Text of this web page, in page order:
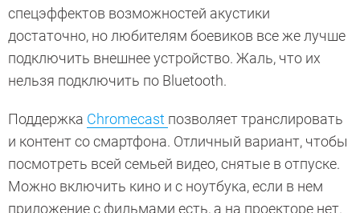
спецэффектов возможностей акустики
достаточно, но любителям боевиков все же лучше
подключить внешнее устройство. Жаль, что их
нельзя подключить по Bluetooth.
Поддержка Chromecast позволяет транслировать
и контент со смартфона. Отличный вариант, чтобы
посмотреть всей семьей видео, снятые в отпуске.
Можно включить кино и с ноутбука, если в нем
приложение с фильмами есть, а на проекторе нет.